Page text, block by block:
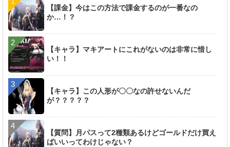
【課金】今はこの方法で課金するのが一番なの
か…！？
【キャラ】マキアートにこれがないのは非常に惜し
い！！
【キャラ】この人形が〇〇なの許せないんだ
が？？？？？
【質問】月パスって2種類あるけどゴールドだけ買え
ばいいってわけじゃない？